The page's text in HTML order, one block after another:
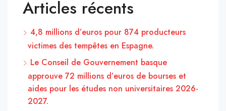
Articles récents
4,8 millions d’euros pour 874 producteurs
victimes des tempêtes en Espagne.
Le Conseil de Gouvernement basque
approuve 72 millions d’euros de bourses et
aides pour les études non universitaires 2026-
2027.